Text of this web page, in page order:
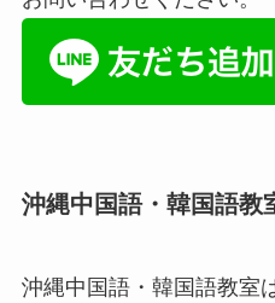
沖縄中国語・韓国語教
沖縄中国語・韓国語教室